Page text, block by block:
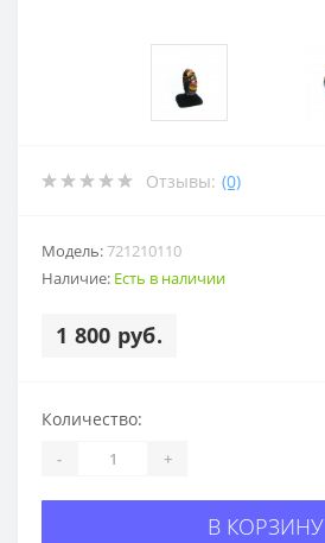
Отзывы: (0)
Модель:721210110
Наличие: Есть в наличии
1 800 руб.
Количество:
- +
В КОРЗИНУ